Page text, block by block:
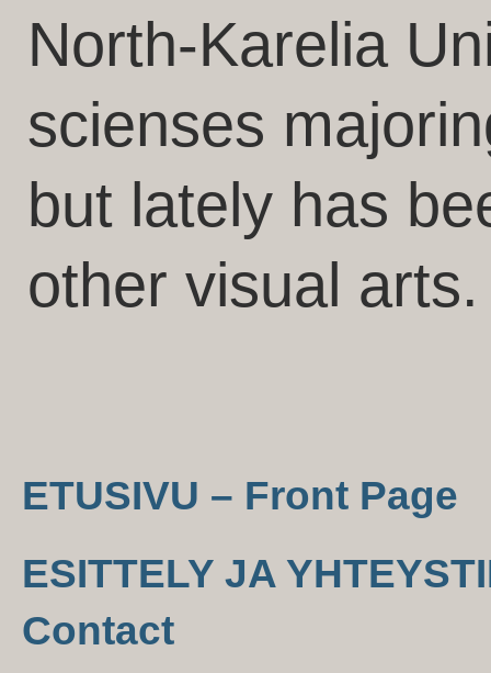
ETUSIVU – Front Page
ESITTELY JA
Contact
North-Karelia
scienses
but lately has
other visual arts.